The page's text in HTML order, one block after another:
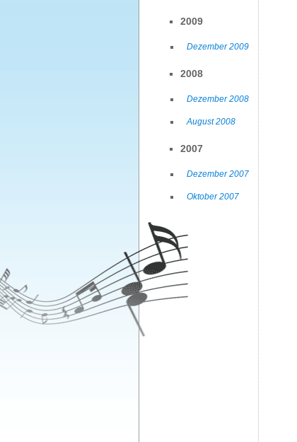
2009
Dezember 2009
2008
Dezember 2008
August 2008
2007
Dezember 2007
Oktober 2007